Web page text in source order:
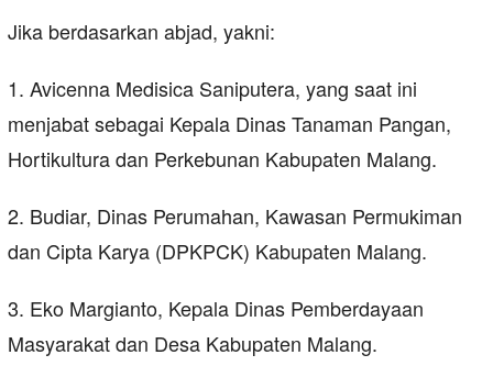
Jika berdasarkan abjad, yakni:
1. Avicenna Medisica Saniputera, yang saat ini
menjabat sebagai Kepala Dinas Tanaman Pangan,
Hortikultura dan Perkebunan Kabupaten Malang.
2. Budiar, Dinas Perumahan, Kawasan Permukiman
dan Cipta Karya (DPKPCK) Kabupaten Malang.
3. Eko Margianto, Kepala Dinas Pemberdayaan
Masyarakat dan Desa Kabupaten Malang.